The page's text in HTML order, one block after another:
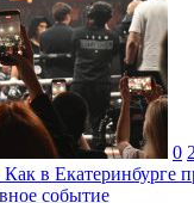
0
Как в Екатеринбурге
событие